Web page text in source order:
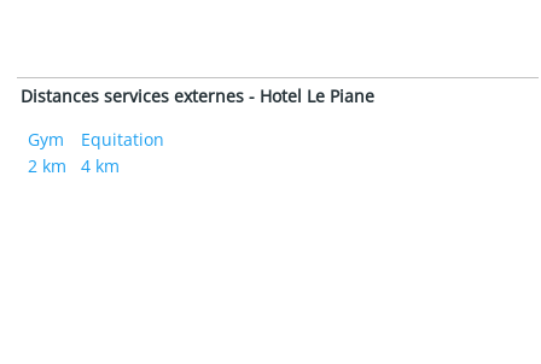
Distances services externes - Hotel Le Piane
Gym
2 km
Equitation
4 km